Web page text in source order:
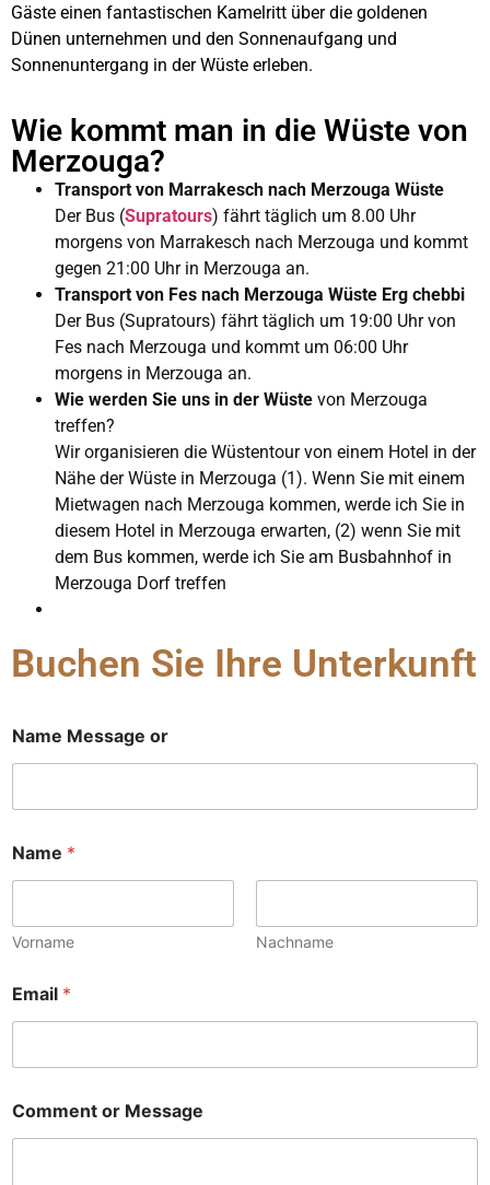
Gäste einen fantastischen Kamelritt über die goldenen
Dünen unternehmen und den Sonnenaufgang und
Sonnenuntergang in der Wüste erleben.
Wie kommt man in die Wüste von
Merzouga?
Transport von Marrakesch nach Merzouga Wüste
Der Bus (Supratours) fährt täglich um 8.00 Uhr
morgens von Marrakesch nach Merzouga und kommt
gegen 21:00 Uhr in Merzouga an.
Transport von Fes nach Merzouga Wüste Erg chebbi
Der Bus (Supratours) fährt täglich um 19:00 Uhr von
Fes nach Merzouga und kommt um 06:00 Uhr
morgens in Merzouga an.
Wie werden Sie uns in der Wüste von Merzouga
treffen?
Wir organisieren die Wüstentour von einem Hotel in der
Nähe der Wüste in Merzouga (1). Wenn Sie mit einem
Mietwagen nach Merzouga kommen, werde ich Sie in
diesem Hotel in Merzouga erwarten, (2) wenn Sie mit
dem Bus kommen, werde ich Sie am Busbahnhof in
Merzouga Dorf treffen
Buchen Sie Ihre Unterkunft
Name Message or
Name *
Vorname Nachname
Email *
Comment or Message